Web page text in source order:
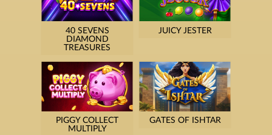
40 SEVENS
DIAMOND
TREASURES
JUICY JESTER
PIGGY COLLECT
MULTIPLY
GATES OF ISHTAR